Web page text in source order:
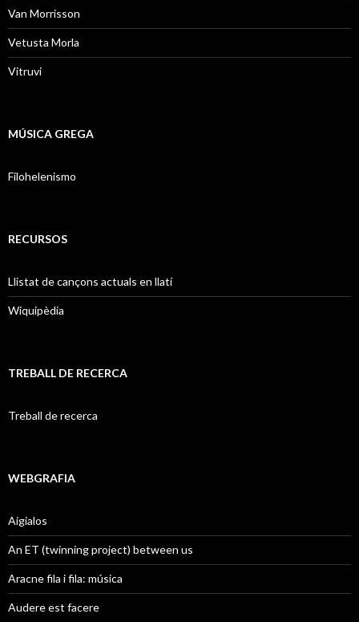
Van Morrisson
Vetusta Morla
Vitruvi
MÚSICA GREGA
Filohelenismo
RECURSOS
Llistat de cançons actuals en llatí
Wiquipèdia
TREBALL DE RECERCA
Treball de recerca
WEBGRAFIA
Aigialos
An ET (twinning project) between us
Aracne fila i fila: música
Audere est facere